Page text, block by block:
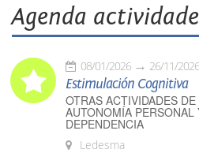
Agenda
08/01/2026 26/11/2026
Estimulación Cognitiva
OTRAS ACTIVIDADES
AUTONOMÍA
DEPENDENCIA
Ledesma